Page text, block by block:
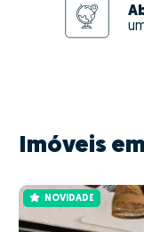
Imóveis
NOVIDADE